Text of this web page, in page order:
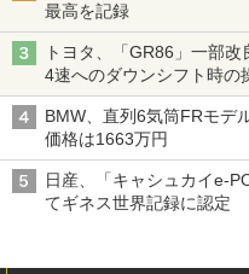
最高を記録
トヨタ、「GR86」一部
4速へのダウンシフト時の
BMW、直列6気筒FRモデ
価格は1663万円
日産、「キャシュカイe-
てギネス世界記録に認定